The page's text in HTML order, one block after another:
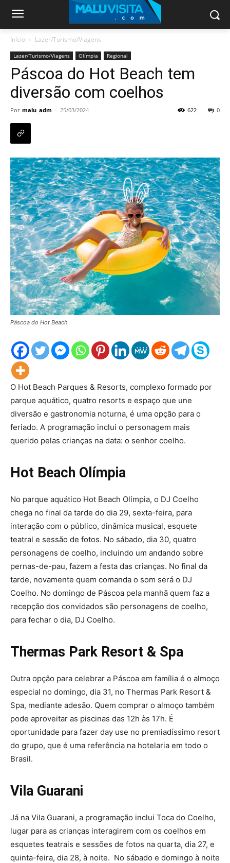
Início Lazer/Turismo/Viagens
Lazer/Turismo/Viagens Olímpia Regional
Páscoa do Hot Beach tem
diversão com coelhos
Por malu_adm - 25/03/2024 0
622
Páscoa do Hot Beach
O Hot Beach Parques & Resorts, complexo formado por
parque aquático, quatro resorts e espaço que une
diversão e gastronomia noturna, é uma opção para o
feriado. A programação inclui o personagem mais
querido pelas crianças na data: o senhor coelho.
Hot Beach Olímpia
No parque aquático Hot Beach Olímpia, o DJ Coelho
chega no final da tarde do dia 29, sexta-feira, para
interação com o público, dinâmica musical, esquete
teatral e sessão de fotos. No sábado, dia 30, quatro
personagens de coelho, incluindo um andando sobre
pernas-de-pau, fazem a festa das crianças. No final da
tarde, novamente quem comanda o som será o DJ
Coelho. No domingo de Páscoa pela manhã quem faz a
recepção dos convidados são personagens de coelho,
para fechar o dia, DJ Coelho.
Thermas Park Resort & Spa
Outra opção para celebrar a Páscoa em família é o almoço
especial no domingo, dia 31, no Thermas Park Resort &
Spa, mediante adesão. Quem comprar o almoço também
pode aproveitar as piscinas das 12h às 17h. É
oportunidade para fazer day use no premiadíssimo resort
do grupo, que é uma referência na hotelaria em todo o
Brasil.
Vila Guarani
Já na Vila Guarani, a programação inclui Toca do Coelho,
lugar para as crianças interagirem com os coelhos em
esquetes teatrais e sessões de fotos na quarta, dia 27, e
quinta-feira, dia 28, à noite. No sábado e domingo à noite